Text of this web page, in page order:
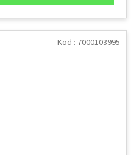
Kod : 7000103995